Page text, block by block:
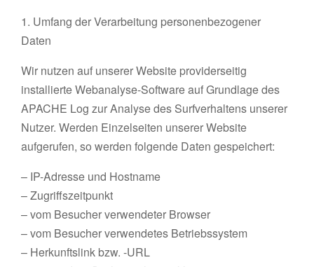
1. Umfang der Verarbeitung personenbezogener
Daten
Wir nutzen auf unserer Website providerseitig
installierte Webanalyse-Software auf Grundlage des
APACHE Log zur Analyse des Surfverhaltens unserer
Nutzer. Werden Einzelseiten unserer Website
aufgerufen, so werden folgende Daten gespeichert:
– IP-Adresse und Hostname
– Zugriffszeitpunkt
– vom Besucher verwendeter Browser
– vom Besucher verwendetes Betriebssystem
– Herkunftslink bzw. -URL